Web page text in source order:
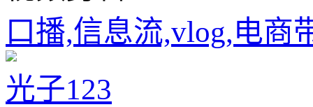
口播,信息流,vlog,电商
光子123